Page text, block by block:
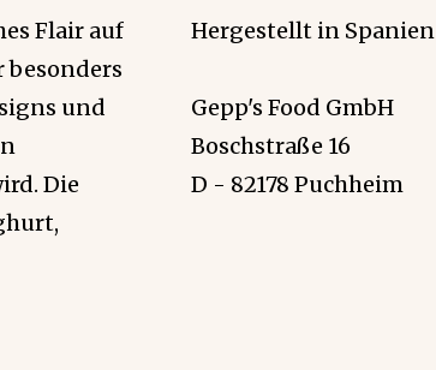
Flair auf
besonders
und
Die
Hergestellt in
Gepp's Food GmbH
Boschstraße 16
D - 82178 Puchheim